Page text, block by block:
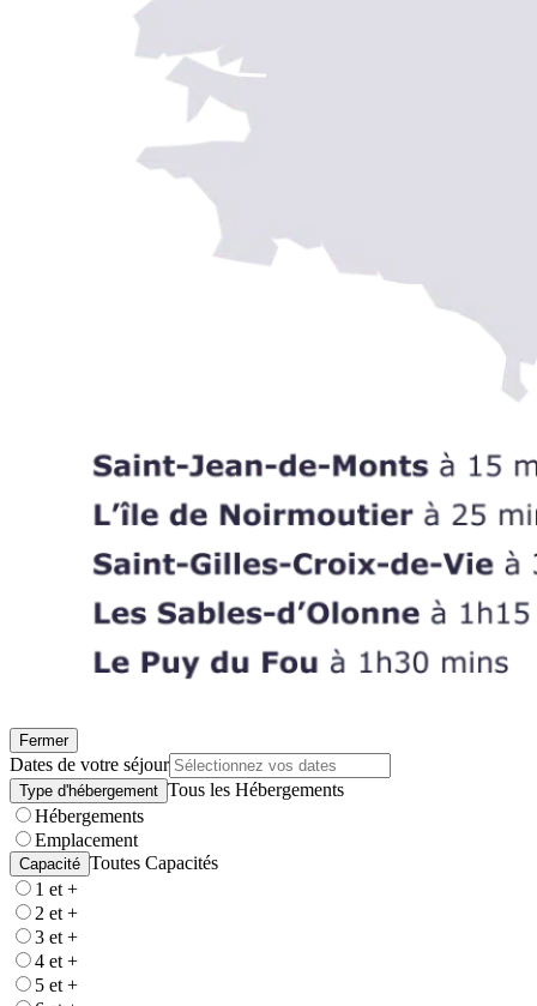
Fermer
Dates de votre séjour
Type d'hébergement Tous les Hébergements
Hébergements
Emplacement
Capacité Toutes Capacités
1 et +
2 et +
3 et +
4 et +
5 et +